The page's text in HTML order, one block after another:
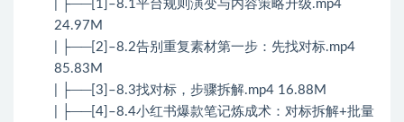
| ├──[1]–8.1平台规则演变与内容策略升级.mp4
24.97M
| ├──[2]–8.2告别重复素材第一步：先找对标.mp4
85.83M
| ├──[3]–8.3找对标，步骤拆解.mp4 16.88M
| ├──[4]–8.4小红书爆款笔记炼成术：对标拆解+批量